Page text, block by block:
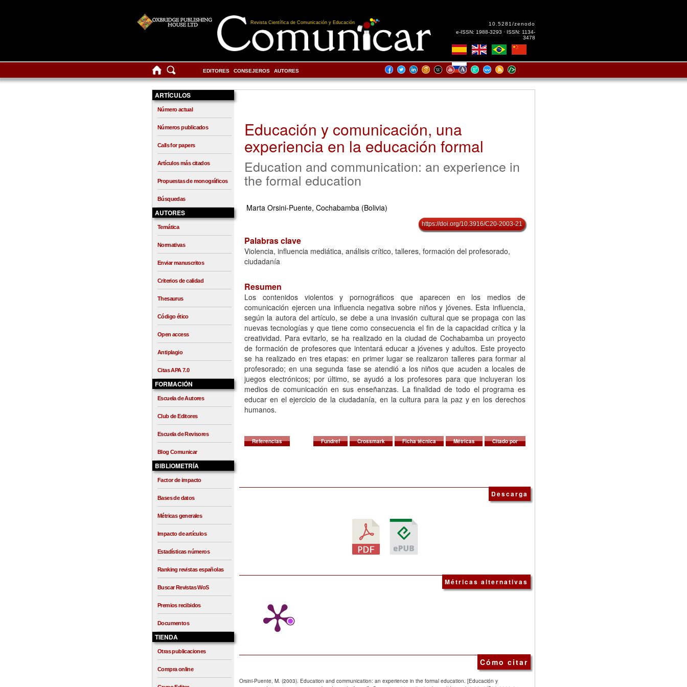
Revista Científica de Comunicación y Educación
10.5281/zenodo
e-ISSN: 1988-3293 · ISSN: 1134-
3478
EDITORES CONSEJEROS AUTORES
ARTÍCULOS
Número actual
Números publicados
Calls for papers
Artículos más citados
Propuestas de monográficos
Búsquedas
AUTORES
Temática
Normativas
Enviar manuscritos
Criterios de calidad
Thesaurus
Código ético
Open access
Antiplagio
Citas APA 7.0
FORMACIÓN
Escuela de Autores
Club de Editores
Escuela de Revisores
Blog Comunicar
BIBLIOMETRÍA
Factor de impacto
Bases de datos
Métricas generales
Impacto de artículos
Estadísticas números
Ranking revistas españolas
Buscar Revistas WoS
Premios recibidos
Documentos
TIENDA
Otras publicaciones
Compra online
Educación y comunicación, una
experiencia en la educación formal
Education and communication: an experience in
the formal education
Marta Orsini-Puente, Cochabamba (Bolivia)
https://doi.org/10.3916/C20-2003-21
Palabras clave
Violencia, influencia mediática, análisis crítico, talleres, formación del profesorado,
ciudadanía
Resumen
Los contenidos violentos y pornográficos que aparecen en los medios de
comunicación ejercen una influencia negativa sobre niños y jóvenes. Esta influencia,
según la autora del artículo, se debe a una invasión cultural que se propaga con las
nuevas tecnologías y que tiene como consecuencia el fin de la capacidad crítica y la
creatividad. Para evitarlo, se ha realizado en la ciudad de Cochabamba un proyecto
de formación de profesores que intentará educar a jóvenes y adultos. Este proyecto
se ha realizado en tres etapas: en primer lugar se realizaron talleres para formar al
profesorado; en una segunda fase se atendió a los niños que acuden a locales de
juegos electrónicos; por último, se ayudó a los profesores para que incluyeran los
medios de comunicación en sus enseñanzas. La finalidad de todo el programa es
educar en el ejercicio de la ciudadanía, en la cultura para la paz y en los derechos
humanos.
Referencias Fundref Crossmark Ficha técnica Métricas Citado por
Descarga
Métricas alternativas
Cómo citar
Orsini-Puente, M. (2003). Education and communication: an experience in the formal education. [Educación y